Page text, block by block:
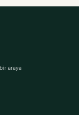
araya